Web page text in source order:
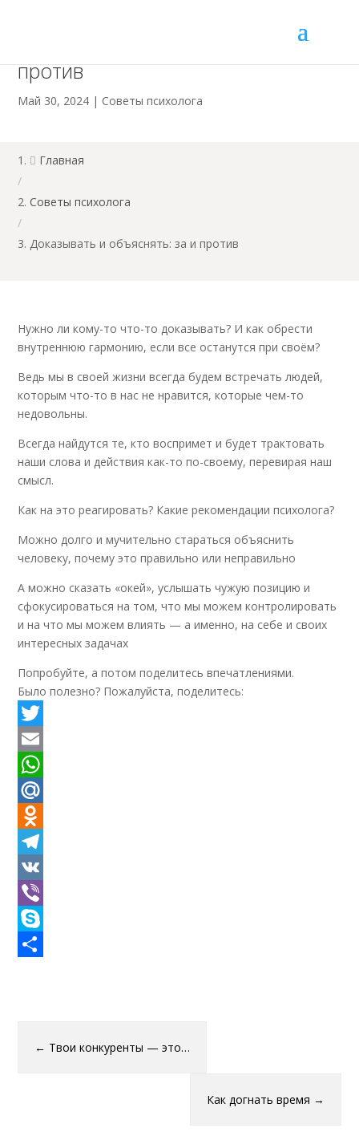
против
Май 30, 2024 | Советы психолога
 Главная
/
Советы психолога
/
Доказывать и объяснять: за и против
Нужно ли кому-то что-то доказывать? И как обрести
внутреннюю гармонию, если все останутся при своём?
Ведь мы в своей жизни всегда будем встречать людей,
которым что-то в нас не нравится, которые чем-то
недовольны.
Всегда найдутся те, кто воспримет и будет трактовать
наши слова и действия как-то по-своему, перевирая наш
смысл.
Как на это реагировать? Какие рекомендации психолога?
Можно долго и мучительно стараться объяснить
человеку, почему это правильно или неправильно
А можно сказать «окей», услышать чужую позицию и
сфокусироваться на том, что мы можем контролировать
и на что мы можем влиять — а именно, на себе и своих
интересных задачах
Попробуйте, а потом поделитесь впечатлениями.
Было полезно? Пожалуйста, поделитесь:
Twitter
Email
WhatsApp
Mail.Ru
Odnoklassniki
Telegram
VK
Viber
Skype
← Твои конкуренты — это…
Как догнать время →